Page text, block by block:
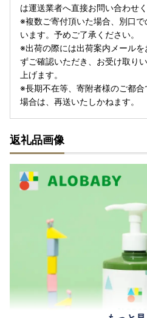
は運送業者へ直接お問い合わせく
※複数ご寄付頂いた場合、別口
います。予めご了承ください。
※出荷の際には出荷案内メール
ずご確認いただき、お受け取り
上げます。
※長期不在等、寄附者様のご都
場合は、再送いたしかねます。
返礼品画像